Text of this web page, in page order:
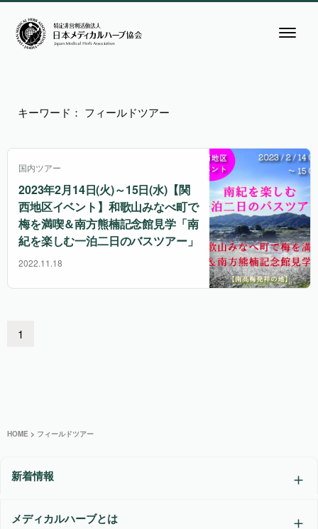
キーワード： フィールドツアー
国内ツアー
2023年2月14日(火)～15日(水)【関
西地区イベント】和歌山みなべ町で
梅を満喫＆南方熊楠記念館見学「南
紀を楽しむ一泊二日のバスツアー」
2022.11.18
1
HOME > フィールドツアー
新着情報
メディカルハーブとは